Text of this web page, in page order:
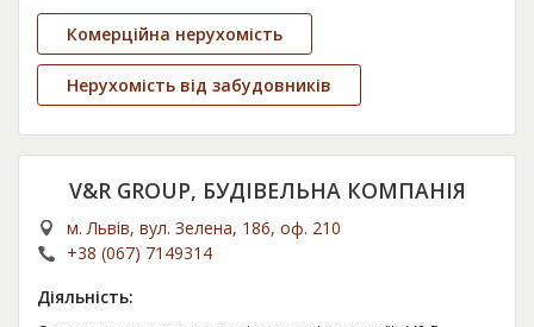
Комерційна нерухомість
Нерухомість від забудовників
V&R GROUP, БУДІВЕЛЬНА КОМПАНІЯ
м. Львів, вул. Зелена, 186, оф. 210
+38 (067) 7149314
Діяльність: